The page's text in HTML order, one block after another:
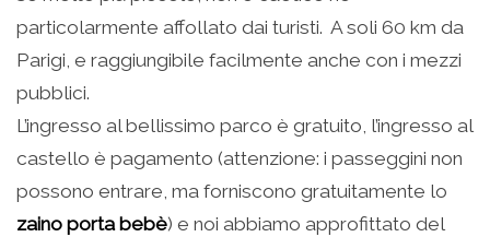
particolarmente affollato dai turisti. A soli 60 km da
Parigi, e raggiungibile facilmente anche con i mezzi
pubblici.
L’ingresso al bellissimo parco è gratuito, l’ingresso al
castello è pagamento (attenzione: i passeggini non
possono entrare, ma forniscono gratuitamente lo
zaino porta bebè) e noi abbiamo approfittato del